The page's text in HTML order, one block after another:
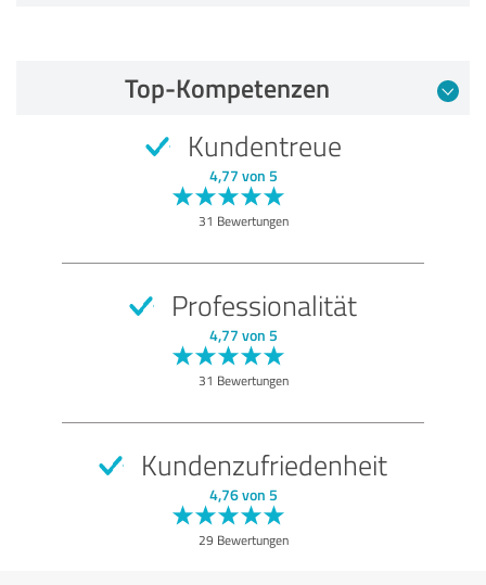
Empfehlung
Top-Kompetenzen
Kundentreue
4,77 von 5
31 Bewertungen
Professionalität
4,77 von 5
31 Bewertungen
Kundenzufriedenheit
4,76 von 5
29 Bewertungen